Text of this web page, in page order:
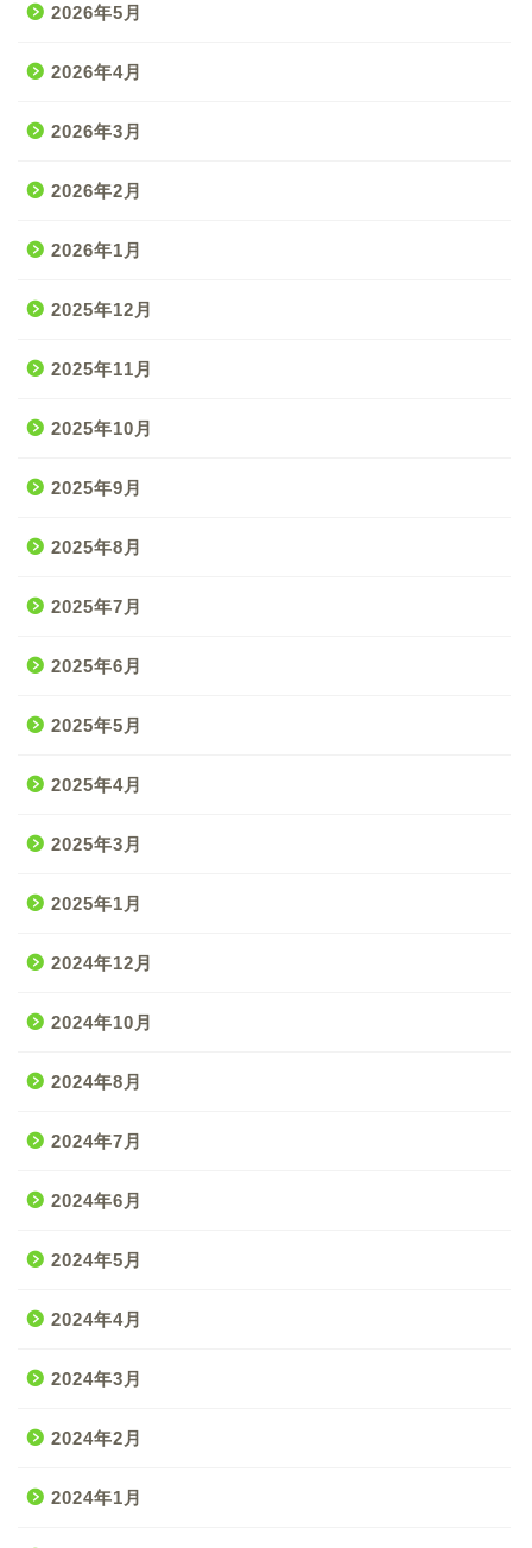
2026年5月
2026年4月
2026年3月
2026年2月
2026年1月
2025年12月
2025年11月
2025年10月
2025年9月
2025年8月
2025年7月
2025年6月
2025年5月
2025年4月
2025年3月
2025年1月
2024年12月
2024年10月
2024年8月
2024年7月
2024年6月
2024年5月
2024年4月
2024年3月
2024年2月
2024年1月